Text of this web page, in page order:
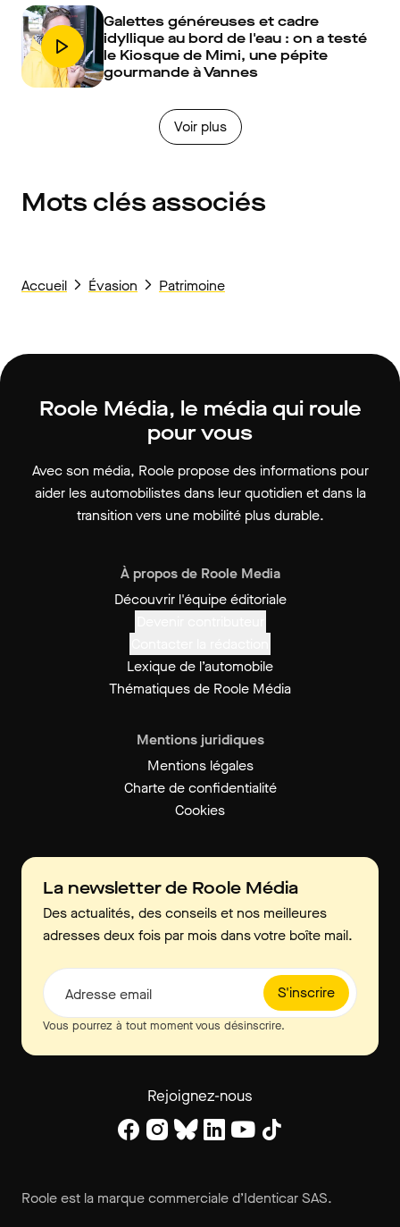
Galettes généreuses et cadre
idyllique au bord de l'eau : on a testé
le Kiosque de Mimi, une pépite
gourmande à Vannes
Voir plus
Mots clés associés
Accueil Évasion Patrimoine
Roole Média, le média qui roule
pour vous
Avec son média, Roole propose des informations pour
aider les automobilistes dans leur quotidien et dans la
transition vers une mobilité plus durable.
À propos de Roole Media
Découvrir l'équipe éditoriale
Lexique de l’automobile
Thématiques de Roole Média
Mentions juridiques
Mentions légales
Charte de confidentialité
Cookies
La newsletter de Roole Média
Des actualités, des conseils et nos meilleures
adresses deux fois par mois dans votre boîte mail.
S'inscrire
Adresse email
Vous pourrez à tout moment vous désinscrire.
Rejoignez-nous
Roole est la marque commerciale d’Identicar SAS.